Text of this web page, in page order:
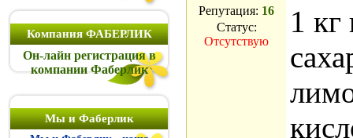
Компания ФАБЕРЛИК
Он-лайн регистрация в
компании Фаберлик
Мы и Фаберлик
Репутация: 16
Статус:
Отсутствую
1 кг